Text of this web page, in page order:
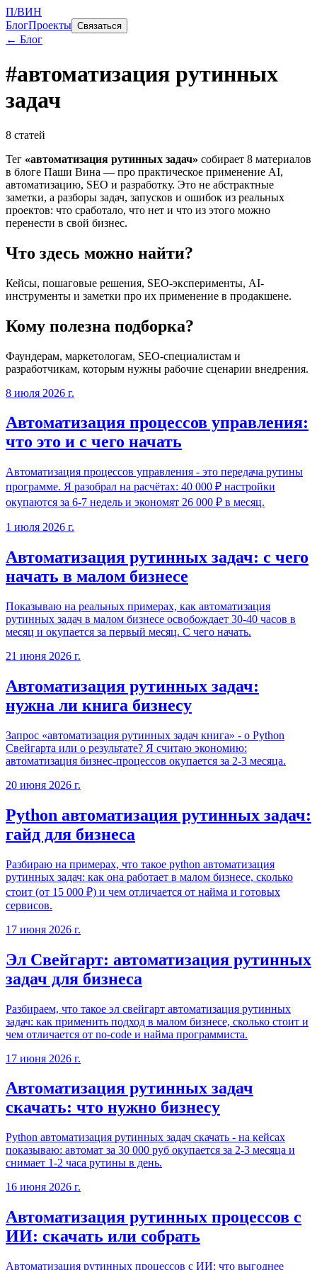
П/ВИН
БлогПроекты Связаться
← Блог
#автоматизация рутинных
задач
8 статей
Тег «автоматизация рутинных задач» собирает 8 материалов
в блоге Паши Вина — про практическое применение AI,
автоматизацию, SEO и разработку. Это не абстрактные
заметки, а разборы задач, запусков и ошибок из реальных
проектов: что сработало, что нет и что из этого можно
перенести в свой бизнес.
Что здесь можно найти?
Кейсы, пошаговые решения, SEO-эксперименты, AI-
инструменты и заметки про их применение в продакшене.
Кому полезна подборка?
Фаундерам, маркетологам, SEO-специалистам и
разработчикам, которым нужны рабочие сценарии внедрения.
8 июля 2026 г.
Автоматизация процессов управления:
что это и с чего начать
Автоматизация процессов управления - это передача рутины
программе. Я разобрал на расчётах: 40 000 ₽ настройки
окупаются за 6-7 недель и экономят 26 000 ₽ в месяц.
1 июля 2026 г.
Автоматизация рутинных задач: с чего
начать в малом бизнесе
Показываю на реальных примерах, как автоматизация
рутинных задач в малом бизнесе освобождает 30-40 часов в
месяц и окупается за первый месяц. С чего начать.
21 июня 2026 г.
Автоматизация рутинных задач:
нужна ли книга бизнесу
Запрос «автоматизация рутинных задач книга» - о Python
Свейгарта или о результате? Я считаю экономию:
автоматизация бизнес-процессов окупается за 2-3 месяца.
20 июня 2026 г.
Python автоматизация рутинных задач:
гайд для бизнеса
Разбираю на примерах, что такое python автоматизация
рутинных задач: как она работает в малом бизнесе, сколько
стоит (от 15 000 ₽) и чем отличается от найма и готовых
сервисов.
17 июня 2026 г.
Эл Свейгарт: автоматизация рутинных
задач для бизнеса
Разбираем, что такое эл свейгарт автоматизация рутинных
задач: как применить подход в малом бизнесе, сколько стоит и
чем отличается от no-code и найма программиста.
17 июня 2026 г.
Автоматизация рутинных задач
скачать: что нужно бизнесу
Python автоматизация рутинных задач скачать - на кейсах
показываю: автомат за 30 000 руб окупается за 2-3 месяца и
снимает 1-2 часа рутины в день.
16 июня 2026 г.
Автоматизация рутинных процессов с
ИИ: скачать или собрать
Автоматизация рутинных процессов с ИИ: что выгоднее